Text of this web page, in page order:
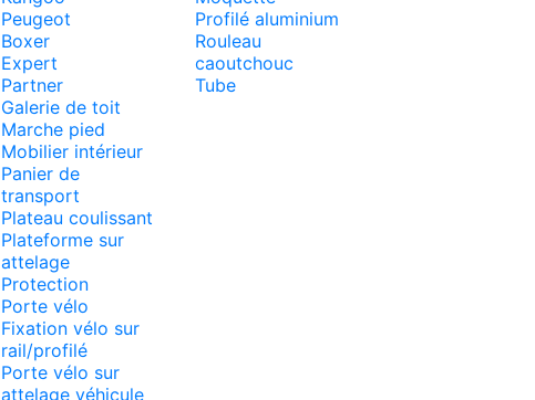
Peugeot
Boxer
Expert
Partner
Galerie de toit
Marche pied
Mobilier intérieur
Panier de
transport
Plateau coulissant
Plateforme sur
attelage
Protection
Porte vélo
Fixation vélo sur
rail/profilé
Porte vélo sur
attelage véhicule
Profilé aluminium
Rouleau
caoutchouc
Tube